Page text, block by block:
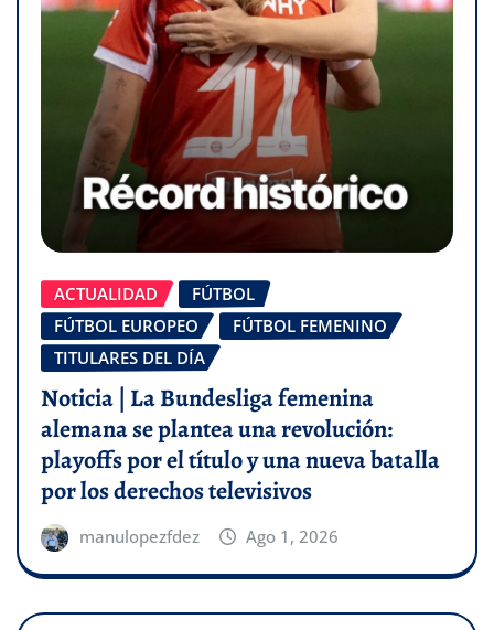
ACTUALIDAD
FÚTBOL
FÚTBOL EUROPEO
FÚTBOL FEMENINO
TITULARES DEL DÍA
Noticia | La Bundesliga femenina
alemana se plantea una revolución:
playoffs por el título y una nueva batalla
por los derechos televisivos
manulopezfdez Ago 1, 2026